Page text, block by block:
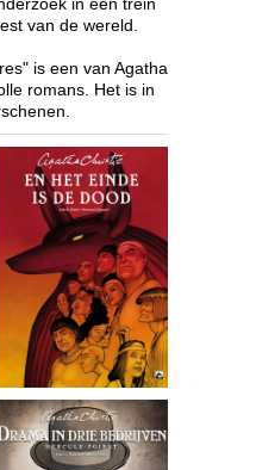
van de wereld.
is een van Agatha
romans. Het is in